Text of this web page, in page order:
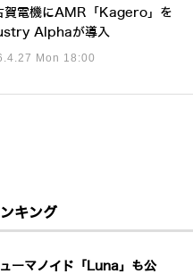
賀電機にAMR「Kagero」を
Alphaが導入
Mon 18:00
キング
ーマノイド「Luna」も公